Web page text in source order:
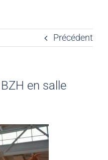
Précédent
en salle